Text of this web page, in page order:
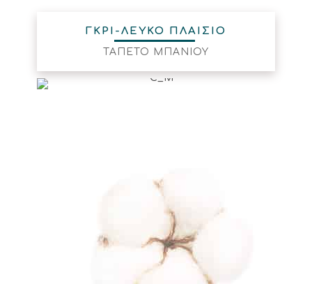
ΓΚΡΙ-ΛΕΥΚΟ ΠΛΑΙΣΙΟ
ΤΑΠΕΤΟ ΜΠΑΝΙΟΥ